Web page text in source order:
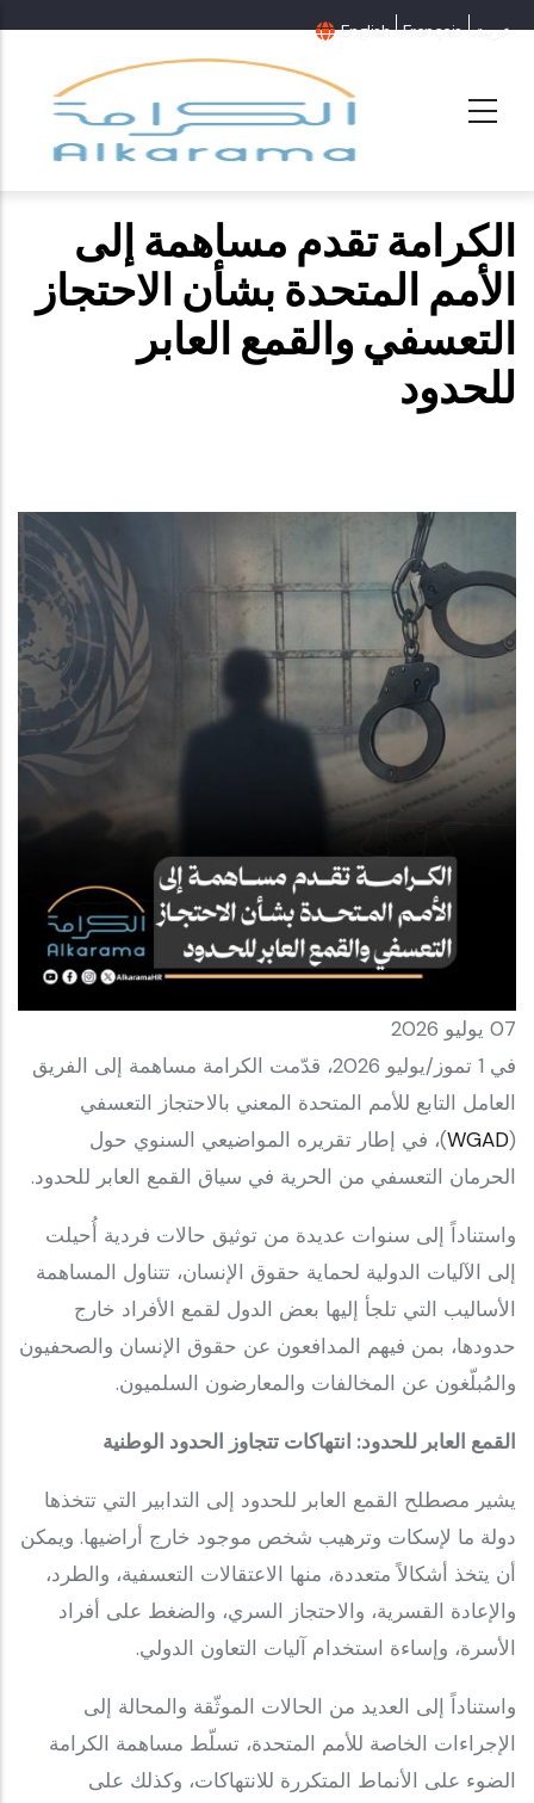
English Français عربية
الكرامة تقدم مساهمة إلى
الأمم المتحدة بشأن الاحتجاز
التعسفي والقمع العابر
للحدود
07 يوليو 2026
في 1 تموز/يوليو 2026، قدّمت الكرامة مساهمة إلى الفريق
العامل التابع للأمم المتحدة المعني بالاحتجاز التعسفي
(
WGAD)، في إطار تقريره المواضيعي السنوي حول
الحرمان التعسفي من الحرية في سياق القمع العابر للحدود.
واستناداً إلى سنوات عديدة من توثيق حالات فردية أُحيلت
إلى الآليات الدولية لحماية حقوق الإنسان، تتناول المساهمة
الأساليب التي تلجأ إليها بعض الدول لقمع الأفراد خارج
حدودها، بمن فيهم المدافعون عن حقوق الإنسان والصحفيون
والمُبلّغون عن المخالفات والمعارضون السلميون.
القمع العابر للحدود: انتهاكات تتجاوز الحدود الوطنية
يشير مصطلح القمع العابر للحدود إلى التدابير التي تتخذها
دولة ما لإسكات وترهيب شخص موجود خارج أراضيها. ويمكن
أن يتخذ أشكالاً متعددة، منها الاعتقالات التعسفية، والطرد،
والإعادة القسرية، والاحتجاز السري، والضغط على أفراد
الأسرة، وإساءة استخدام آليات التعاون الدولي.
واستناداً إلى العديد من الحالات الموثّقة والمحالة إلى
الإجراءات الخاصة للأمم المتحدة، تسلّط مساهمة الكرامة
الضوء على الأنماط المتكررة للانتهاكات، وكذلك على